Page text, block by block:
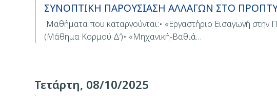
ΣΥΝΟΠΤΙΚΗ ΠΑΡΟΥΣΙΑΣΗ ΑΛΛΑΓΩΝ ΣΤΟ
Μαθήματα που καταργούνται:• «Εργαστήριο Εισαγωγή
(Μάθημα Κορμού Δ’)• «Μηχανική-Βαθιά…
Τετάρτη, 08/10/2025